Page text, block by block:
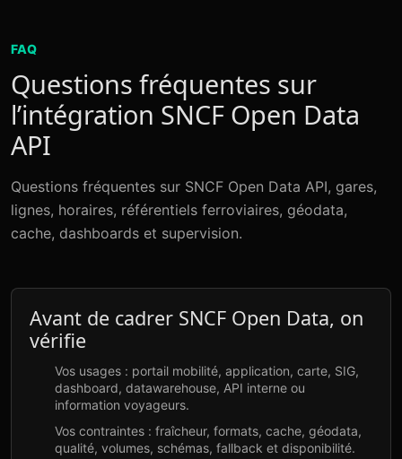
FAQ
Questions fréquentes sur
l’intégration SNCF Open Data
API
Questions fréquentes sur SNCF Open Data API, gares,
lignes, horaires, référentiels ferroviaires, géodata,
cache, dashboards et supervision.
Avant de cadrer SNCF Open Data, on
vérifie
Vos usages : portail mobilité, application, carte, SIG,
dashboard, datawarehouse, API interne ou
information voyageurs.
Vos contraintes : fraîcheur, formats, cache, géodata,
qualité, volumes, schémas, fallback et disponibilité.